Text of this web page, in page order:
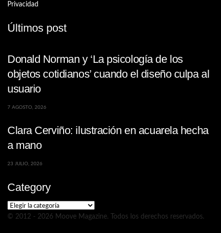
Privacidad
Últimos post
Donald Norman y ‘La psicología de los
objetos cotidianos’ cuando el diseño culpa al
usuario
7 AGOSTO, 2026
Clara Cerviño: ilustración en acuarela hecha
a mano
23 JULIO, 2026
Category
Category
© 2012 - 2026 Moove Magazine. Todos los derechos reservados.